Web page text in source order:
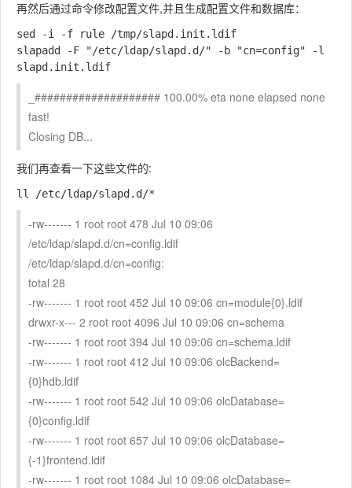
再然后通过命令修改配置文件,并且生成配置文件和数据库：
sed -i -f rule /tmp/slapd.init.ldif
slapadd -F "/etc/ldap/slapd.d/" -b "cn=config" -l
_#################### 100.00% eta none elapsed none
fast!
Closing DB...
我们再查看一下这些文件的:
-rw------- 1 root root 478 Jul 10 09:06
/etc/ldap/slapd.d/cn=config.ldif
/etc/ldap/slapd.d/cn=config:
total 28
-rw------- 1 root root 452 Jul 10 09:06 cn=module{0}.ldif
drwxr-x--- 2 root root 4096 Jul 10 09:06 cn=schema
-rw------- 1 root root 394 Jul 10 09:06 cn=schema.ldif
-rw------- 1 root root 412 Jul 10 09:06 olcBackend=
{0}hdb.ldif
-rw------- 1 root root 542 Jul 10 09:06 olcDatabase=
{0}config.ldif
-rw------- 1 root root 657 Jul 10 09:06 olcDatabase=
{-1}frontend.ldif
-rw------- 1 root root 1084 Jul 10 09:06 olcDatabase=